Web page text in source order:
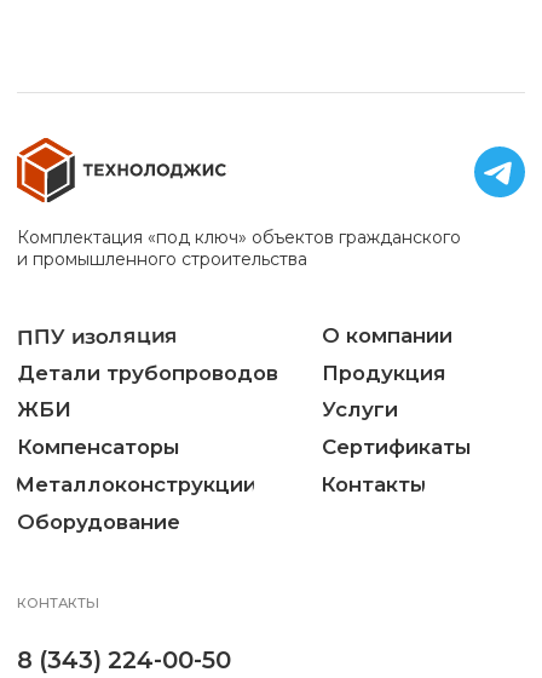
Office@tgs1.su
Куйбышева, стр. 38, офис 135
© ООО «ТЕХНОЛОДЖИС», 2025. Все права защищены.
8 (351) 218-00-50
454038, Челябинская обл., г. Челябинск,
ул. Мраморная, 26А